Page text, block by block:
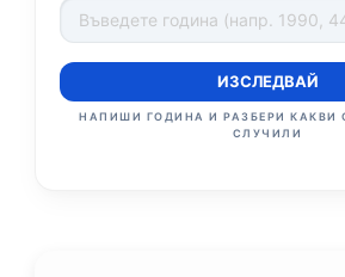
ИЗСЛЕДВАЙ
НАПИШИ ГОДИНА И РАЗБЕРИ КАКВИ
СЛУЧИЛИ